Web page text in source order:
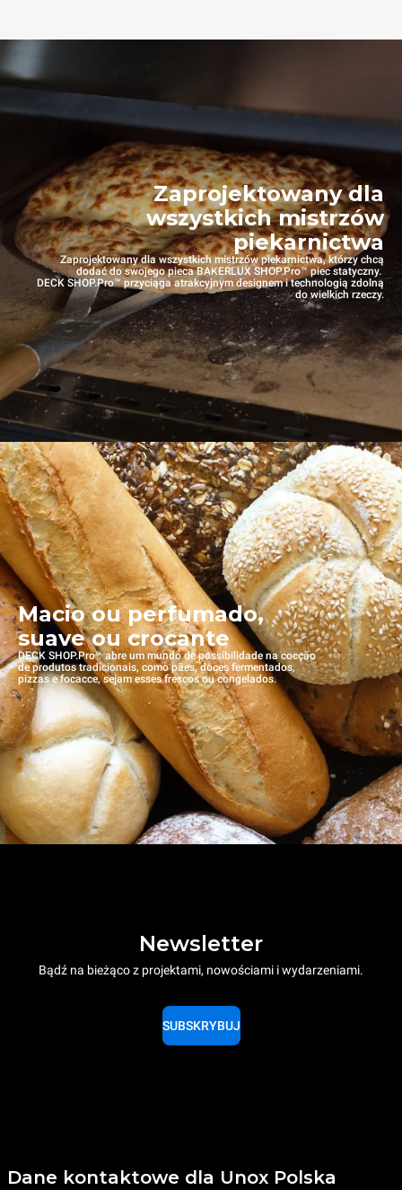
Zaprojektowany dla
wszystkich mistrzów
piekarnictwa
Zaprojektowany dla wszystkich mistrzów piekarnictwa, którzy chcą
dodać do swojego pieca BAKERLUX SHOP.Pro™ piec statyczny.
DECK SHOP.Pro™ przyciąga atrakcyjnym designem i technologią zdolną
do wielkich rzeczy.
Macio ou perfumado,
suave ou crocante
DECK SHOP.Pro™ abre um mundo de possibilidade na cocção
de produtos tradicionais, como pães, doces fermentados,
pizzas e focacce, sejam esses frescos ou congelados.
Newsletter
Bądź na bieżąco z projektami, nowościami i wydarzeniami.
SUBSKRYBUJ
Dane kontaktowe dla Unox Polska